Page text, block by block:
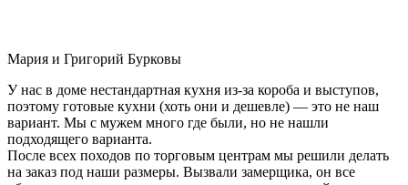
Мария и Григорий Бурковы
У нас в доме нестандартная кухня из-за короба и выступов,
поэтому готовые кухни (хоть они и дешевле) — это не наш
вариант. Мы с мужем много где были, но не нашли
подходящего варианта.
После всех походов по торговым центрам мы решили делать
на заказ под наши размеры. Вызвали замерщика, он все